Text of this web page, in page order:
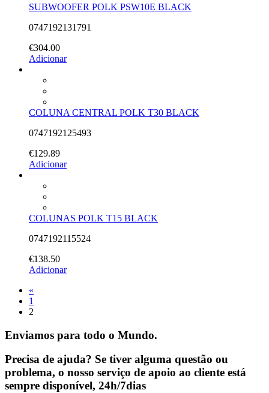
SUBWOOFER POLK PSW10E BLACK
0747192131791
€304.00
Adicionar
COLUNA CENTRAL POLK T30 BLACK
0747192125493
€129.89
Adicionar
COLUNAS POLK T15 BLACK
0747192115524
€138.50
Adicionar
«
1
2
Enviamos para todo o Mundo.
Precisa de ajuda? Se tiver alguma questão ou
problema, o nosso serviço de apoio ao cliente está
sempre disponível, 24h/7dias